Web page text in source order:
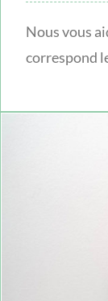
Nous vous
correspond